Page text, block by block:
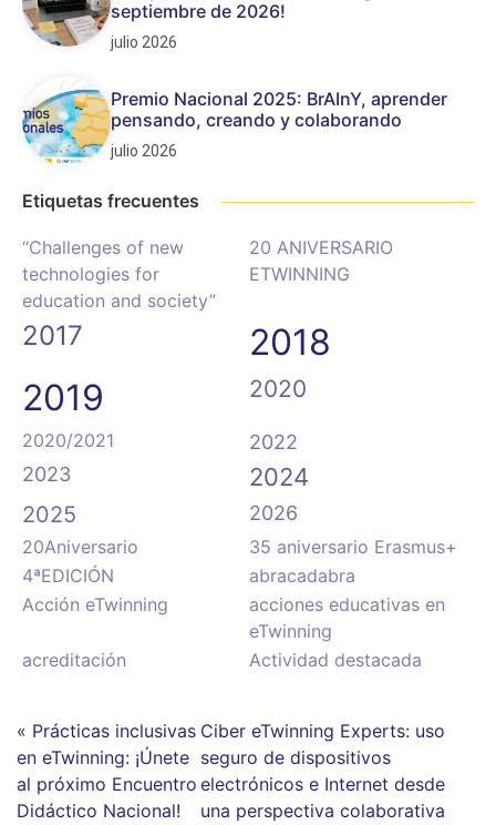
septiembre de 2026!
julio 2026
Premio Nacional 2025: BrAInY, aprender
pensando, creando y colaborando
julio 2026
Etiquetas frecuentes
“Challenges of new
technologies for
education and society”
20 ANIVERSARIO
ETWINNING
2017
2018
2019
2020
2020/2021
2022
2023
2024
2025 2026
20Aniversario
35 aniversario Erasmus+
4ªEDICIÓN
abracadabra
Acción eTwinning
acciones educativas en
eTwinning
acreditación
Actividad destacada
« Prácticas inclusivas
en eTwinning: ¡Únete
al próximo Encuentro
Didáctico Nacional!
Ciber eTwinning Experts: uso
seguro de dispositivos
electrónicos e Internet desde
una perspectiva colaborativa